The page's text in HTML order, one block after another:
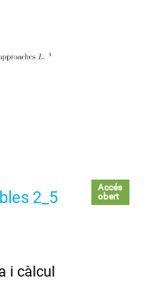
2_5
Accés
obert
i càlcul